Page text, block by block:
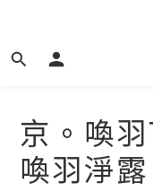
京。喚
喚羽淨露